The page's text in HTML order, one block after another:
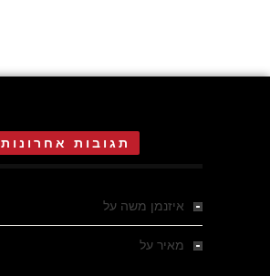
תגובות אחרונות
איזנמן משה על
מאיר על